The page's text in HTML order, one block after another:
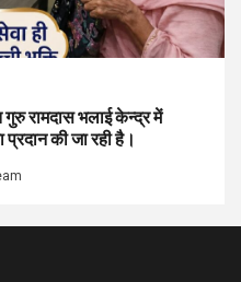
रामदास भलाई केन्द्र में
की जा रही है।